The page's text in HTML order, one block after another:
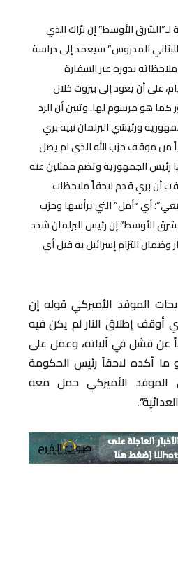
لـ”الشرق الأوسط” إن برّاك الذي
المدروس” سيعمد إلى دراسة
ملاحظاته بدوره عبر السفارة
على أن يعود إلى بيروت خلال
كما هو مرسوم لها. وتبين أن الرد
ورئيسَي البرلمان نبيه بري
من موقف حزب الله الذي لم يصل
رئيس الجمهورية وتضم ممثلين عنه
أن بري قدم لاحقاً ملاحظات
أي “أمل” التي يرأسها وحزب
الأوسط” إن رئيس البرلمان شدد
وضمان التزام إسرائيل به قبل أي
الموفد الأميركي قوله إن
أوقف إطلاق النار لم يكن فيه
عن فشل في آلياته، وعمل على
ما أكده لاحقاً رئيس الحكومة
الموفد الأميركي حمل معه